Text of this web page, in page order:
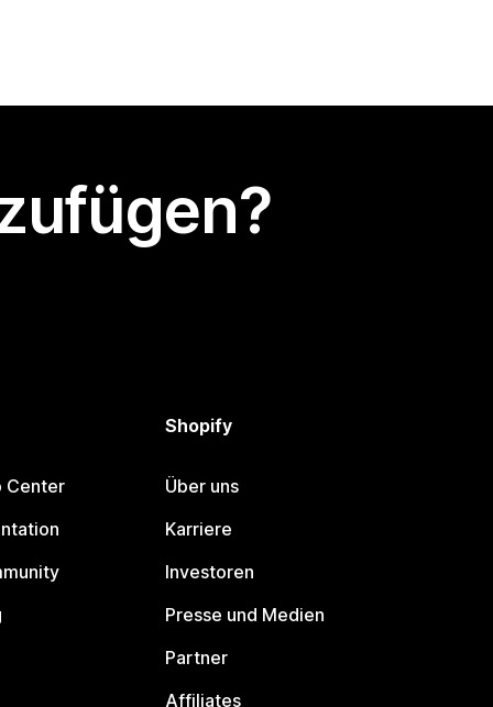
Center
Shopify
Über uns
Karriere
Investoren
Presse und Medien
Partner
Affiliates